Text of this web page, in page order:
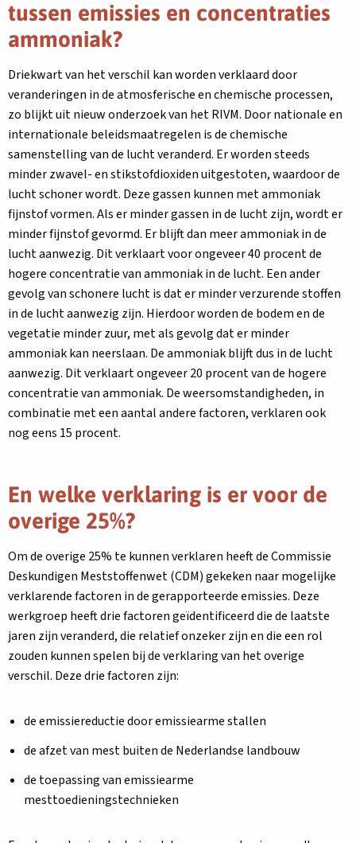
tussen emissies en concentraties
ammoniak?
Driekwart van het verschil kan worden verklaard door
veranderingen in de atmosferische en chemische processen,
zo blijkt uit nieuw onderzoek van het RIVM. Door nationale en
internationale beleidsmaatregelen is de chemische
samenstelling van de lucht veranderd. Er worden steeds
minder zwavel- en stikstofdioxiden uitgestoten, waardoor de
lucht schoner wordt. Deze gassen kunnen met ammoniak
fijnstof vormen. Als er minder gassen in de lucht zijn, wordt er
minder fijnstof gevormd. Er blijft dan meer ammoniak in de
lucht aanwezig. Dit verklaart voor ongeveer 40 procent de
hogere concentratie van ammoniak in de lucht. Een ander
gevolg van schonere lucht is dat er minder verzurende stoffen
in de lucht aanwezig zijn. Hierdoor worden de bodem en de
vegetatie minder zuur, met als gevolg dat er minder
ammoniak kan neerslaan. De ammoniak blijft dus in de lucht
aanwezig. Dit verklaart ongeveer 20 procent van de hogere
concentratie van ammoniak. De weersomstandigheden, in
combinatie met een aantal andere factoren, verklaren ook
nog eens 15 procent.
En welke verklaring is er voor de
overige 25%?
Om de overige 25% te kunnen verklaren heeft de Commissie
Deskundigen Meststoffenwet (CDM) gekeken naar mogelijke
verklarende factoren in de gerapporteerde emissies. Deze
werkgroep heeft drie factoren geïdentificeerd die de laatste
jaren zijn veranderd, die relatief onzeker zijn en die een rol
zouden kunnen spelen bij de verklaring van het overige
verschil. Deze drie factoren zijn:
de emissiereductie door emissiearme stallen
de afzet van mest buiten de Nederlandse landbouw
de toepassing van emissiearme
mesttoedieningstechnieken